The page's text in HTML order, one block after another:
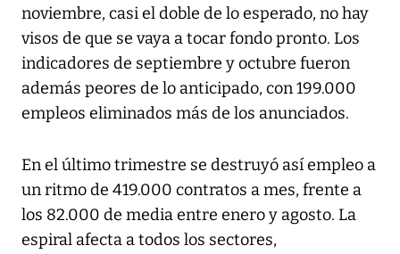
noviembre, casi el doble de lo esperado, no hay
visos de que se vaya a tocar fondo pronto. Los
indicadores de septiembre y octubre fueron
además peores de lo anticipado, con 199.000
empleos eliminados más de los anunciados.
En el último trimestre se destruyó así empleo a
un ritmo de 419.000 contratos a mes, frente a
los 82.000 de media entre enero y agosto. La
espiral afecta a todos los sectores,